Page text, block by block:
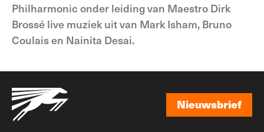
Philharmonic onder leiding van Maestro Dirk
Brossé live muziek uit van Mark Isham, Bruno
Coulais en Nainita Desai.
Nieuwsbrief